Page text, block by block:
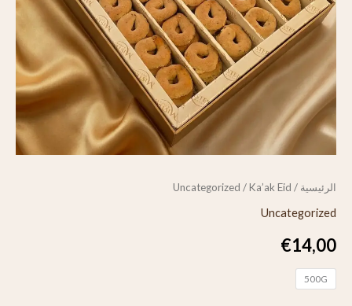
الرئيسية /
Uncategorized / Ka’ak Eid
Uncategorized
€14,00
500G